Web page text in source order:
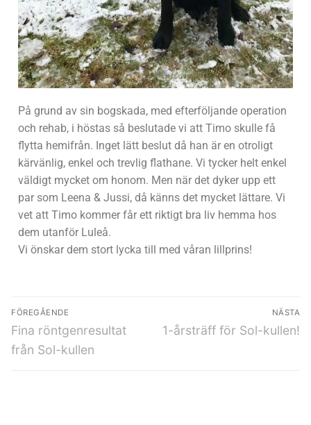
På grund av sin bogskada, med efterföljande operation
och rehab, i höstas så beslutade vi att Timo skulle få
flytta hemifrån. Inget lätt beslut då han är en otroligt
kärvänlig, enkel och trevlig flathane. Vi tycker helt enkel
väldigt mycket om honom. Men när det dyker upp ett
par som Leena & Jussi, då känns det mycket lättare. Vi
vet att Timo kommer får ett riktigt bra liv hemma hos
dem utanför Luleå.
Vi önskar dem stort lycka till med våran lillprins!
FÖREGÅENDE
Fina röntgenresultat
från Sol-kullen
NÄSTA
1-årsträff för Sol-kullen!